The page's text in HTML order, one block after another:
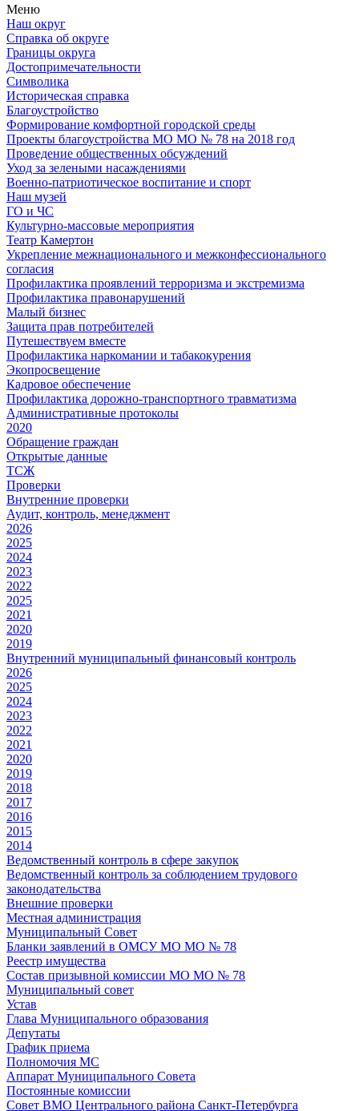
Меню
Наш округ
Справка об округе
Границы округа
Достопримечательности
Символика
Историческая справка
Благоустройство
Формирование комфортной городской среды
Проекты благоустройства МО МО № 78 на 2018 год
Проведение общественных обсуждений
Уход за зелеными насаждениями
Военно-патриотическое воспитание и спорт
Наш музей
ГО и ЧС
Культурно-массовые мероприятия
Театр Камертон
Укрепление межнационального и межконфессионального
согласия
Профилактика проявлений терроризма и экстремизма
Профилактика правонарушений
Малый бизнес
Защита прав потребителей
Путешествуем вместе
Профилактика наркомании и табакокурения
Экопросвещение
Кадровое обеспечение
Профилактика дорожно-транспортного травматизма
Административные протоколы
2020
Обращение граждан
Открытые данные
ТСЖ
Проверки
Внутренние проверки
Аудит, контроль, менеджмент
2026
2025
2024
2023
2022
2025
2021
2020
2019
Внутренний муниципальный финансовый контроль
2026
2025
2024
2023
2022
2021
2020
2019
2018
2017
2016
2015
2014
Ведомственный контроль в сфере закупок
Ведомственный контроль за соблюдением трудового
законодательства
Внешние проверки
Местная администрация
Муниципальный Совет
Бланки заявлений в ОМСУ МО МО № 78
Реестр имущества
Состав призывной комиссии МО МО № 78
Муниципальный совет
Устав
Глава Муниципального образования
Депутаты
График приема
Полномочия МС
Аппарат Муниципального Совета
Постоянные комиссии
Совет ВМО Центрального района Санкт-Петербурга